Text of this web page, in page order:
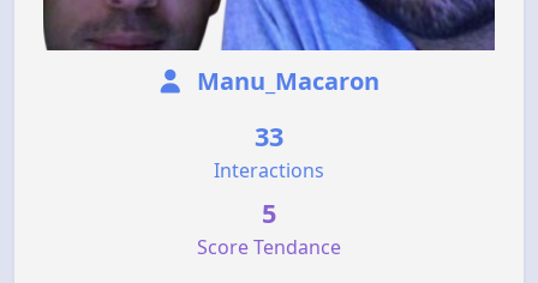
Manu_Macaron
33
Interactions
5
Score Tendance